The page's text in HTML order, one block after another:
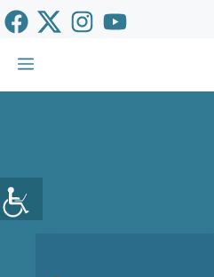
Vés
al
contingut
Menu